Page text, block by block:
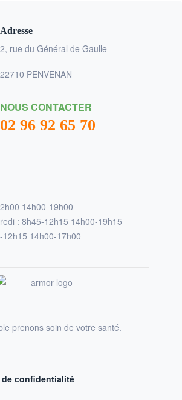
Adresse
2, rue du Général de Gaulle
22710 PENVENAN
NOUS CONTACTER
02 96 92 65 70
14h00-19h00
: 8h45-12h15 14h00-19h15
12h15 14h00-17h00
prenons soin de votre santé.
confidentialité